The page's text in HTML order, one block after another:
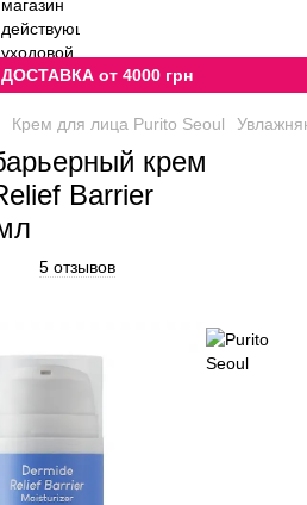
от 4000 грн
Крем для лица Purito Seoul
крем
Barrier
5 отзывов